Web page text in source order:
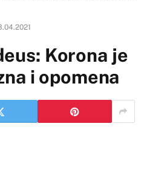
Korona je
i opomena